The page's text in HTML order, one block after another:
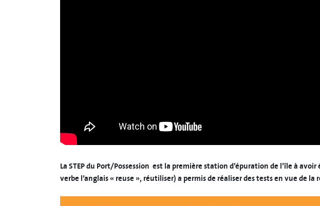
La STEP du Port/Possession est la première station d’épuration de l’île à
verbe l’anglais « reuse », réutiliser) a permis de réaliser des tests en vue de